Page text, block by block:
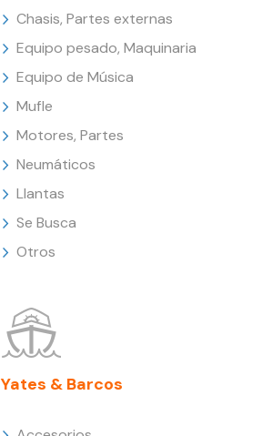
Chasis, Partes externas
Equipo pesado, Maquinaria
Equipo de Música
Mufle
Motores, Partes
Neumáticos
Llantas
Se Busca
Otros
Yates & Barcos